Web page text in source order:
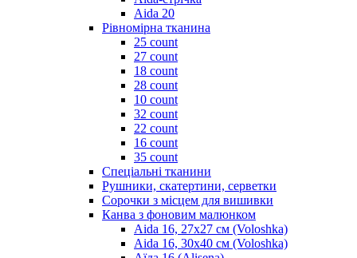
Aida 20
Рівномірна тканина
25 count
27 count
18 count
28 count
10 count
32 count
22 count
16 count
35 count
Спеціальні тканини
Рушники, скатертини, серветки
Сорочки з місцем для вишивки
Канва з фоновим малюнком
Aida 16, 27х27 см (Voloshka)
Aida 16, 30х40 см (Voloshka)